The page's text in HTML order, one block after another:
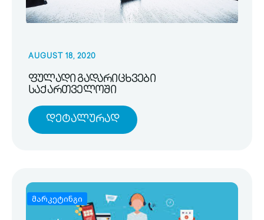
AUGUST 18, 2020
ფულადი გადარიცხვები
საქართველოში
Დეტალურად
მარკეტინგი